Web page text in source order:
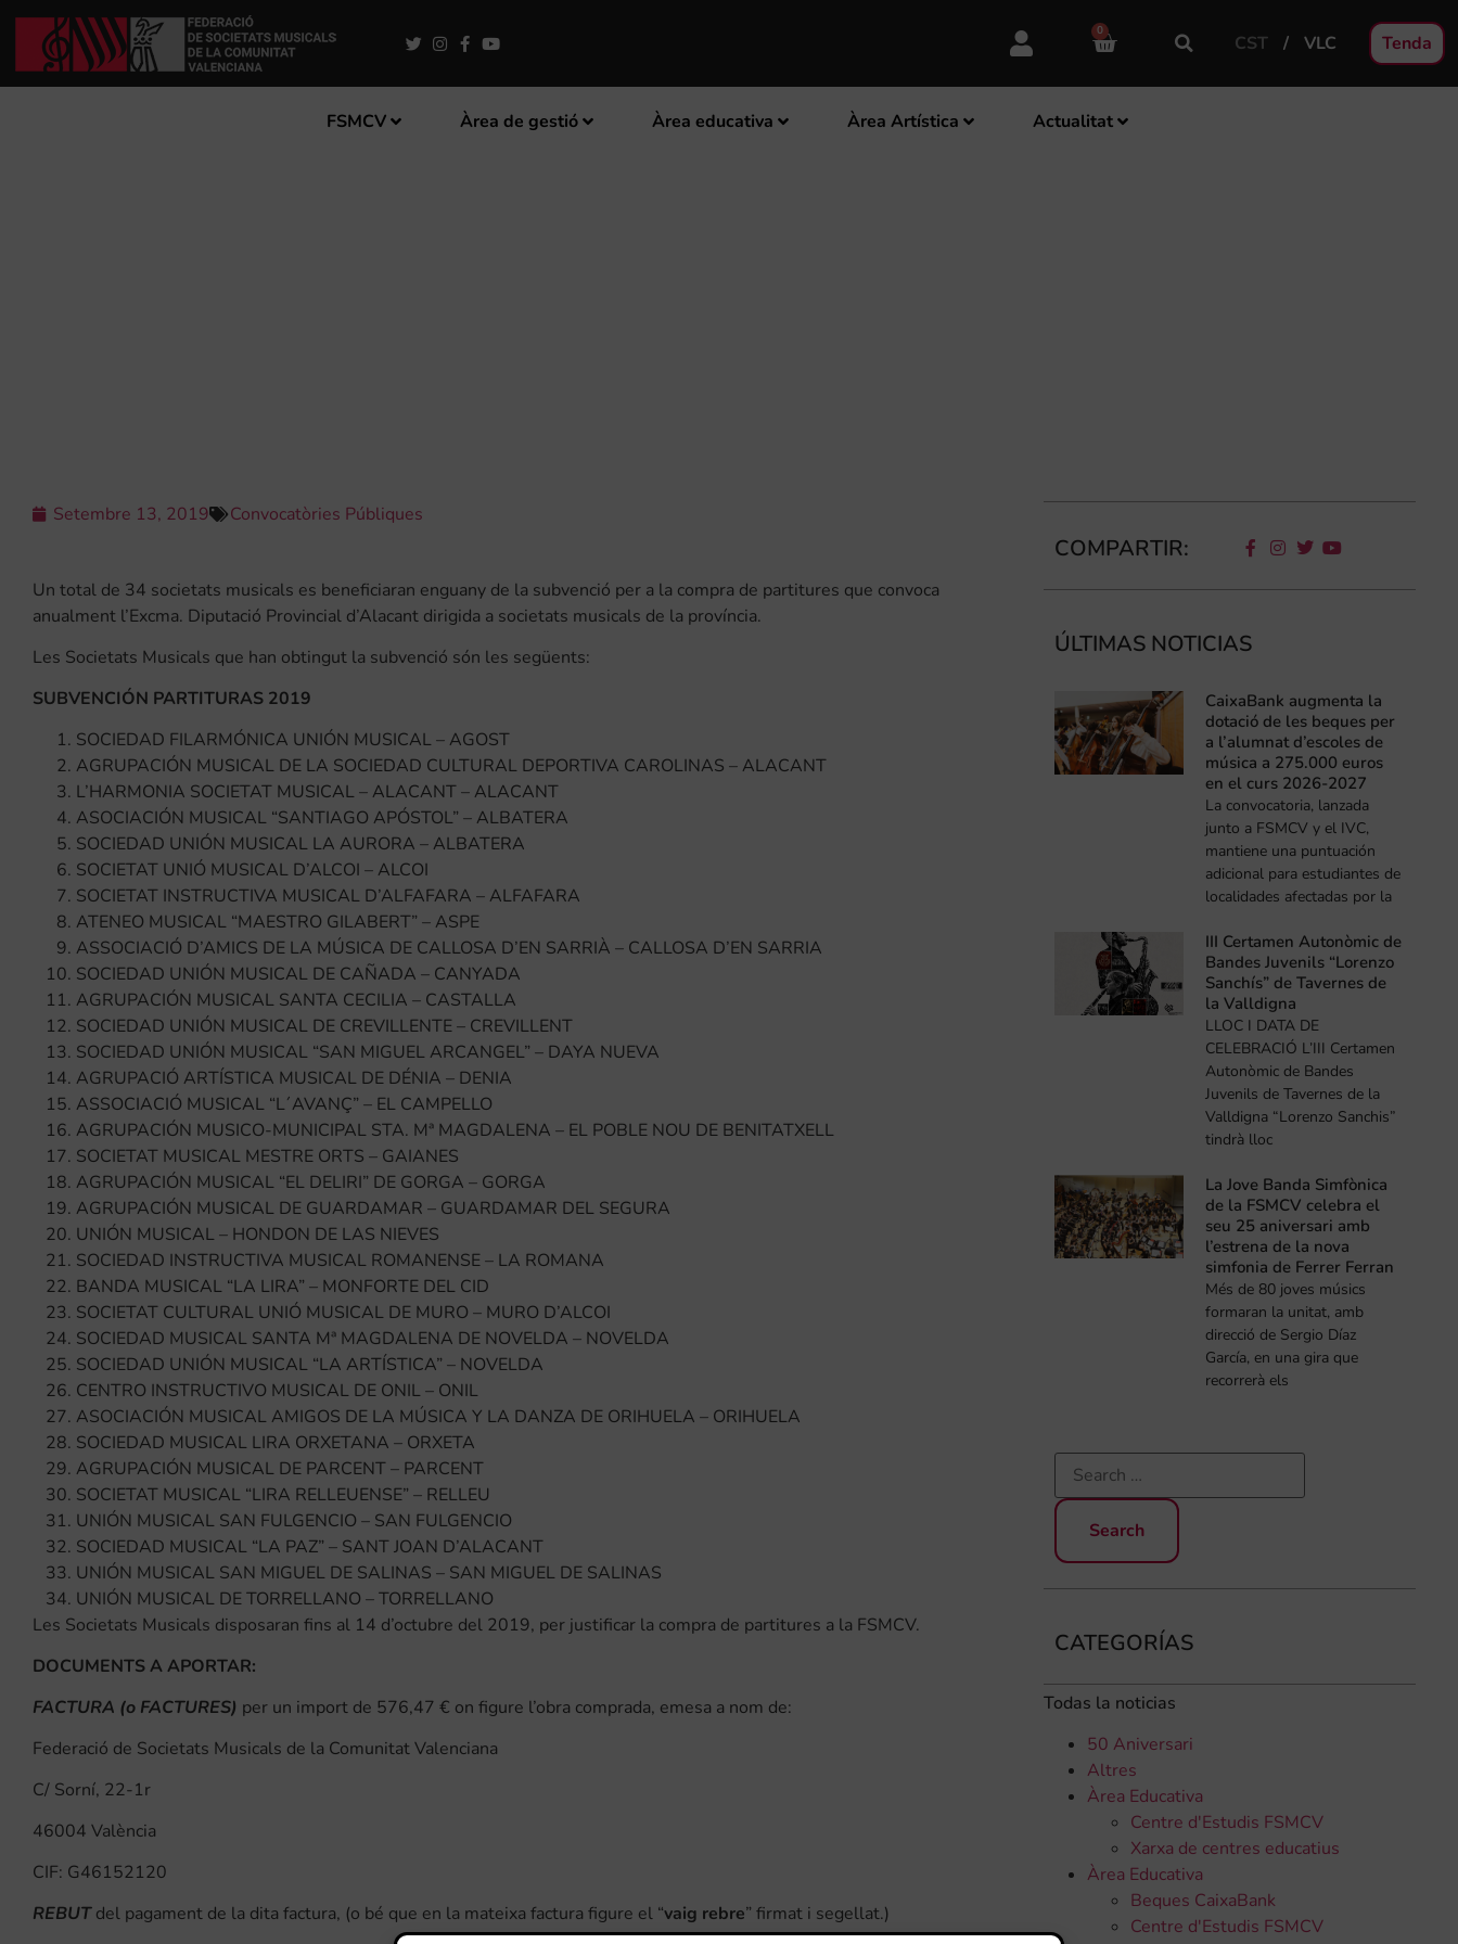
0
CST VLC Tenda
FSMCV Àrea de gestió Àrea educativa Àrea Artística Actualitat
Setembre 13, 2019 Convocatòries Públiques
Un total de 34 societats musicals es beneficiaran enguany de la subvenció per a la compra de partitures que convoca
anualment l’Excma. Diputació Provincial d’Alacant dirigida a societats musicals de la província.
Les Societats Musicals que han obtingut la subvenció són les següents:
SUBVENCIÓN PARTITURAS 2019
SOCIEDAD FILARMÓNICA UNIÓN MUSICAL – AGOST
AGRUPACIÓN MUSICAL DE LA SOCIEDAD CULTURAL DEPORTIVA CAROLINAS – ALACANT
L’HARMONIA SOCIETAT MUSICAL – ALACANT – ALACANT
ASOCIACIÓN MUSICAL “SANTIAGO APÓSTOL” – ALBATERA
SOCIEDAD UNIÓN MUSICAL LA AURORA – ALBATERA
SOCIETAT UNIÓ MUSICAL D’ALCOI – ALCOI
SOCIETAT INSTRUCTIVA MUSICAL D’ALFAFARA – ALFAFARA
ATENEO MUSICAL “MAESTRO GILABERT” – ASPE
ASSOCIACIÓ D’AMICS DE LA MÚSICA DE CALLOSA D’EN SARRIÀ – CALLOSA D’EN SARRIA
SOCIEDAD UNIÓN MUSICAL DE CAÑADA – CANYADA
AGRUPACIÓN MUSICAL SANTA CECILIA – CASTALLA
SOCIEDAD UNIÓN MUSICAL DE CREVILLENTE – CREVILLENT
SOCIEDAD UNIÓN MUSICAL “SAN MIGUEL ARCANGEL” – DAYA NUEVA
AGRUPACIÓ ARTÍSTICA MUSICAL DE DÉNIA – DENIA
ASSOCIACIÓ MUSICAL “L´AVANÇ” – EL CAMPELLO
AGRUPACIÓN MUSICO-MUNICIPAL STA. Mª MAGDALENA – EL POBLE NOU DE BENITATXELL
SOCIETAT MUSICAL MESTRE ORTS – GAIANES
AGRUPACIÓN MUSICAL “EL DELIRI” DE GORGA – GORGA
AGRUPACIÓN MUSICAL DE GUARDAMAR – GUARDAMAR DEL SEGURA
UNIÓN MUSICAL – HONDON DE LAS NIEVES
SOCIEDAD INSTRUCTIVA MUSICAL ROMANENSE – LA ROMANA
BANDA MUSICAL “LA LIRA” – MONFORTE DEL CID
SOCIETAT CULTURAL UNIÓ MUSICAL DE MURO – MURO D’ALCOI
SOCIEDAD MUSICAL SANTA Mª MAGDALENA DE NOVELDA – NOVELDA
SOCIEDAD UNIÓN MUSICAL “LA ARTÍSTICA” – NOVELDA
CENTRO INSTRUCTIVO MUSICAL DE ONIL – ONIL
ASOCIACIÓN MUSICAL AMIGOS DE LA MÚSICA Y LA DANZA DE ORIHUELA – ORIHUELA
SOCIEDAD MUSICAL LIRA ORXETANA – ORXETA
AGRUPACIÓN MUSICAL DE PARCENT – PARCENT
SOCIETAT MUSICAL “LIRA RELLEUENSE” – RELLEU
UNIÓN MUSICAL SAN FULGENCIO – SAN FULGENCIO
SOCIEDAD MUSICAL “LA PAZ” – SANT JOAN D’ALACANT
UNIÓN MUSICAL SAN MIGUEL DE SALINAS – SAN MIGUEL DE SALINAS
UNIÓN MUSICAL DE TORRELLANO – TORRELLANO
Les Societats Musicals disposaran fins al 14 d’octubre del 2019, per justificar la compra de partitures a la FSMCV.
DOCUMENTS A APORTAR:
FACTURA (o FACTURES) per un import de 576,47 € on figure l’obra comprada, emesa a nom de:
Federació de Societats Musicals de la Comunitat Valenciana
C/ Sorní, 22-1r
46004 València
CIF: G46152120
REBUT del pagament de la dita factura, (o bé que en la mateixa factura figure el “vaig rebre” firmat i segellat.)
COMPARTIR:
ÚLTIMAS NOTICIAS
CaixaBank augmenta la
dotació de les beques per
a l’alumnat d’escoles de
música a 275.000 euros
en el curs 2026-2027
La convocatoria, lanzada
junto a FSMCV y el IVC,
mantiene una puntuación
adicional para estudiantes de
localidades afectadas por la
III Certamen Autonòmic de
Bandes Juvenils “Lorenzo
Sanchís” de Tavernes de
la Valldigna
LLOC I DATA DE
CELEBRACIÓ L’III Certamen
Autonòmic de Bandes
Juvenils de Tavernes de la
Valldigna “Lorenzo Sanchis”
tindrà lloc
La Jove Banda Simfònica
de la FSMCV celebra el
seu 25 aniversari amb
l’estrena de la nova
simfonia de Ferrer Ferran
Més de 80 joves músics
formaran la unitat, amb
direcció de Sergio Díaz
García, en una gira que
recorrerà els
CATEGORÍAS
Todas la noticias
50 Aniversari
Altres
Àrea Educativa
Centre d'Estudis FSMCV
Xarxa de centres educatius
Àrea Educativa
Beques CaixaBank
Centre d'Estudis FSMCV